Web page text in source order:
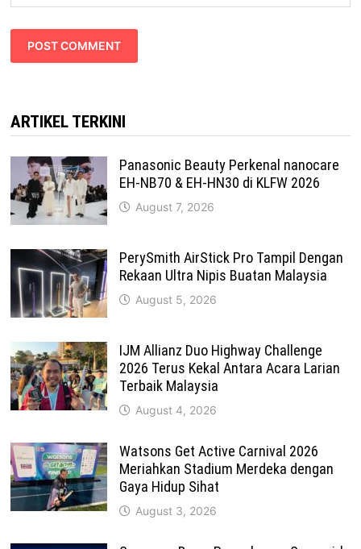
ARTIKEL TERKINI
Panasonic Beauty Perkenal nanocare
EH-NB70 & EH-HN30 di KLFW 2026
August 7, 2026
PerySmith AirStick Pro Tampil Dengan
Rekaan Ultra Nipis Buatan Malaysia
August 5, 2026
IJM Allianz Duo Highway Challenge
2026 Terus Kekal Antara Acara Larian
Terbaik Malaysia
August 4, 2026
Watsons Get Active Carnival 2026
Meriahkan Stadium Merdeka dengan
Gaya Hidup Sihat
August 3, 2026